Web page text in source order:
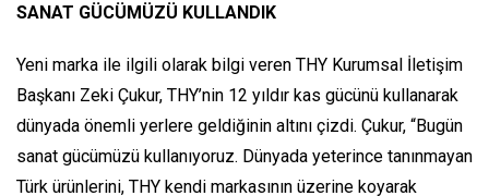
SANAT GÜCÜMÜZÜ KULLANDIK
Yeni marka ile ilgili olarak bilgi veren THY Kurumsal İletişim
Başkanı Zeki Çukur, THY’nin 12 yıldır kas gücünü kullanarak
dünyada önemli yerlere geldiğinin altını çizdi. Çukur, “Bugün
sanat gücümüzü kullanıyoruz. Dünyada yeterince tanınmayan
Türk ürünlerini, THY kendi markasının üzerine koyarak